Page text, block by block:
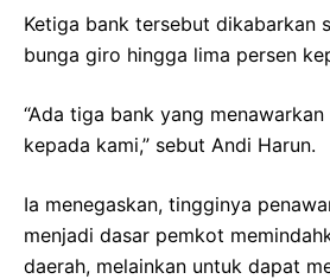
Ketiga bank tersebut dikabarkan
bunga giro hingga lima persen
“Ada tiga bank yang
kepada kami,” sebut Andi Harun.
Ia menegaskan, tingginya
menjadi dasar pemkot
daerah, melainkan untuk dapat